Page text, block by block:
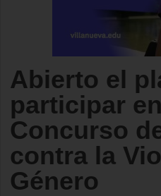
Abierto el
participar
Concurso
contra la
Género